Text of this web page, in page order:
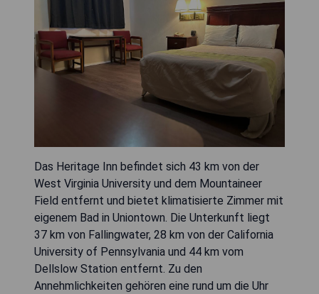
Das Heritage Inn befindet sich 43 km von der
West Virginia University und dem Mountaineer
Field entfernt und bietet klimatisierte Zimmer mit
eigenem Bad in Uniontown. Die Unterkunft liegt
37 km von Fallingwater, 28 km von der California
University of Pennsylvania und 44 km vom
Dellslow Station entfernt. Zu den
Annehmlichkeiten gehören eine rund um die Uhr